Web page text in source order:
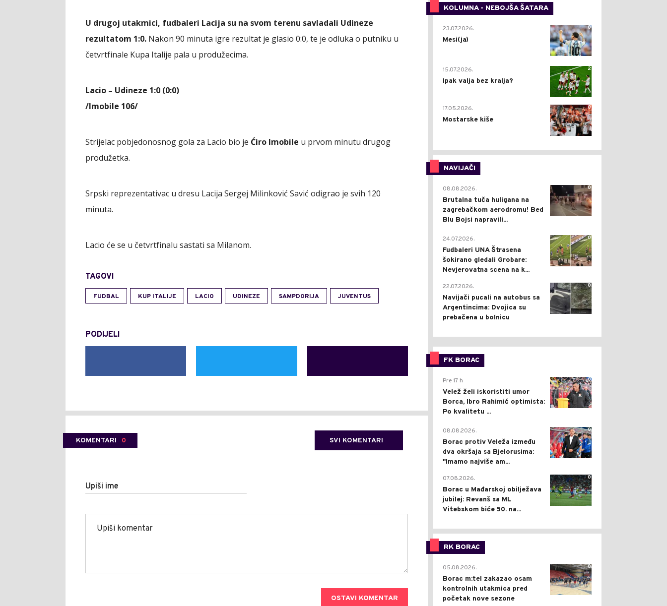
U drugoj utakmici, fudbaleri Lacija su na svom terenu savladali Udineze
rezultatom 1:0. Nakon 90 minuta igre rezultat je glasio 0:0, te je odluka o putniku u
četvrtfinale Kupa Italije pala u produžecima.
Lacio – Udineze 1:0 (0:0)
/Imobile 106/
Strijelac pobjedonosnog gola za Lacio bio je Ćiro Imobile u prvom minutu drugog
produžetka.
Srpski reprezentativac u dresu Lacija Sergej Milinković Savić odigrao je svih 120
minuta.
Lacio će se u četvrtfinalu sastati sa Milanom.
TAGOVI
FUDBAL KUP ITALIJE LACIO UDINEZE SAMPDORIJA JUVENTUS
PODIJELI
KOMENTARI 0 SVI KOMENTARI
Upiši ime
OSTAVI KOMENTAR
KOLUMNA - NEBOJŠA ŠATARA
0
23.07.2026.
Mesi(ja)
2
15.07.2026.
Ipak valja bez kralja?
0
17.05.2026.
Mostarske kiše
NAVIJAČI
0
08.08.2026.
Brutalna tuča huligana na
zagrebačkom aerodromu! Bed
Blu Bojsi napravili...
0
24.07.2026.
Fudbaleri UNA Štrasena
šokirano gledali Grobare:
Nevjerovatna scena na k...
0
22.07.2026.
Navijači pucali na autobus sa
Argentincima: Dvojica su
prebačena u bolnicu
FK BORAC
0
Pre 17 h
Velež želi iskoristiti umor
Borca, Ibro Rahimić optimista:
Po kvalitetu ...
0
08.08.2026.
Borac protiv Veleža između
dva okršaja sa Bjelorusima:
"Imamo najviše am...
0
07.08.2026.
Borac u Mađarskoj obilježava
jubilej: Revanš sa ML
Vitebskom biće 50. na...
RK BORAC
0
05.08.2026.
Borac m:tel zakazao osam
kontrolnih utakmica pred
početak nove sezone